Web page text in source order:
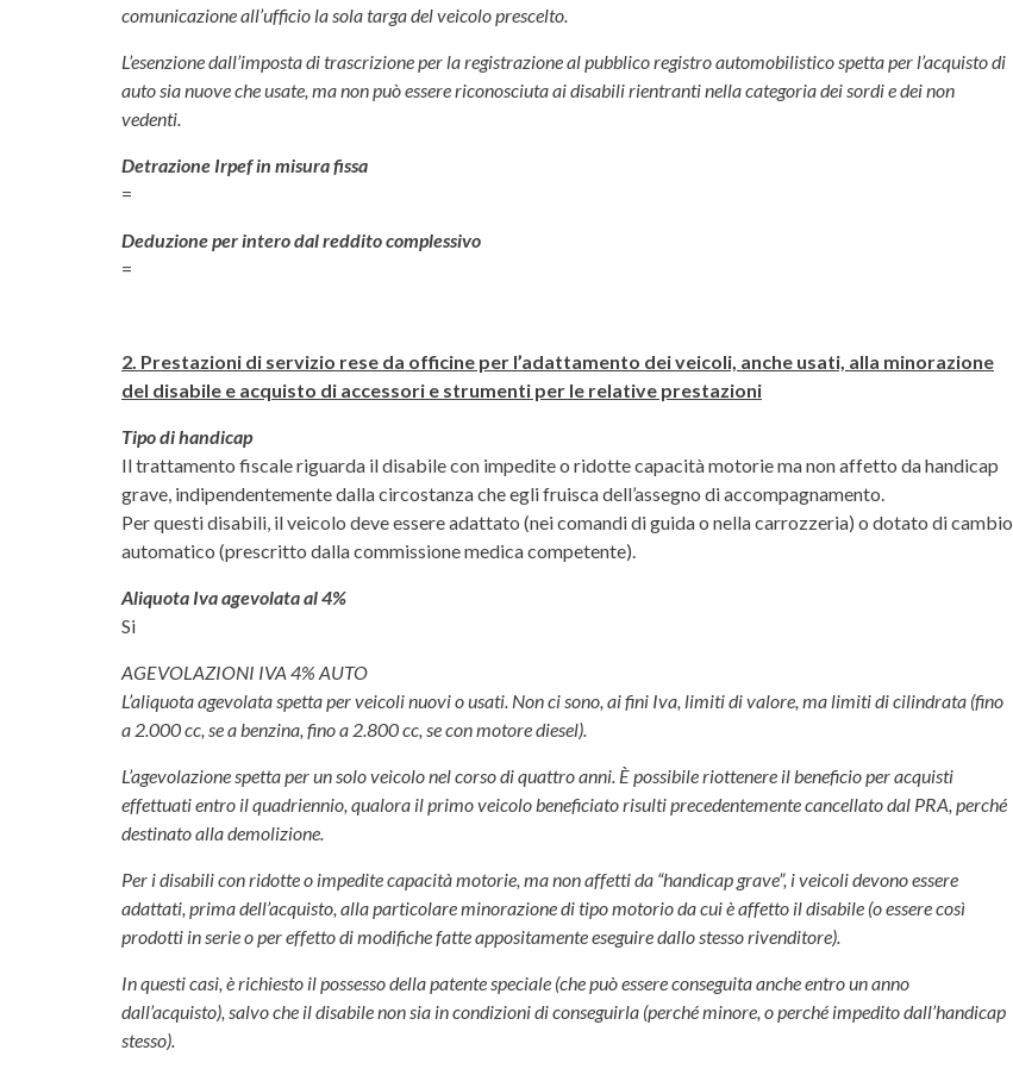
comunicazione all’ufficio la sola targa del veicolo prescelto.
L’esenzione dall’imposta di trascrizione per la registrazione al pubblico registro automobilistico spetta per l’acquisto di
auto sia nuove che usate, ma non può essere riconosciuta ai disabili rientranti nella categoria dei sordi e dei non
vedenti.
Detrazione Irpef in misura fissa
=
Deduzione per intero dal reddito complessivo
=
2. Prestazioni di servizio rese da officine per l’adattamento dei veicoli, anche usati, alla minorazione
del disabile e acquisto di accessori e strumenti per le relative prestazioni
Tipo di handicap
Il trattamento fiscale riguarda il disabile con impedite o ridotte capacità motorie ma non affetto da handicap
grave, indipendentemente dalla circostanza che egli fruisca dell’assegno di accompagnamento.
Per questi disabili, il veicolo deve essere adattato (nei comandi di guida o nella carrozzeria) o dotato di cambio
automatico (prescritto dalla commissione medica competente).
Aliquota Iva agevolata al 4%
Si
AGEVOLAZIONI IVA 4% AUTO
L’aliquota agevolata spetta per veicoli nuovi o usati. Non ci sono, ai fini Iva, limiti di valore, ma limiti di cilindrata (fino
a 2.000 cc, se a benzina, fino a 2.800 cc, se con motore diesel).
L’agevolazione spetta per un solo veicolo nel corso di quattro anni. È possibile riottenere il beneficio per acquisti
effettuati entro il quadriennio, qualora il primo veicolo beneficiato risulti precedentemente cancellato dal PRA, perché
destinato alla demolizione.
Per i disabili con ridotte o impedite capacità motorie, ma non affetti da “handicap grave”, i veicoli devono essere
adattati, prima dell’acquisto, alla particolare minorazione di tipo motorio da cui è affetto il disabile (o essere così
prodotti in serie o per effetto di modifiche fatte appositamente eseguire dallo stesso rivenditore).
In questi casi, è richiesto il possesso della patente speciale (che può essere conseguita anche entro un anno
dall’acquisto), salvo che il disabile non sia in condizioni di conseguirla (perché minore, o perché impedito dall’handicap
stesso).